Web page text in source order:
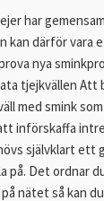
har
kan därför vara
nya
tjejkvällen Att
med smink
införskaffa
självklart ett
på. Det ordnar
nätet så kan